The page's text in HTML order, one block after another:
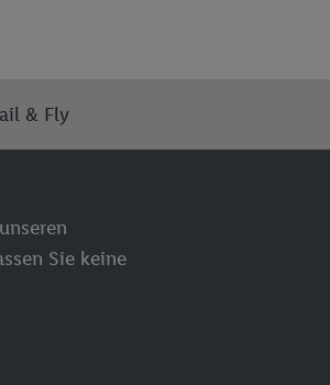
& Fly
Sie keine